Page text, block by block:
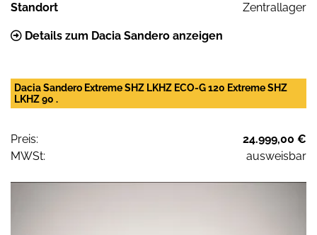
Standort Zentrallager
Details zum Dacia Sandero anzeigen
Dacia Sandero Extreme SHZ LKHZ ECO-G 120 Extreme SHZ
LKHZ 90 .
Preis:
24.999,00 €
MWSt:
ausweisbar